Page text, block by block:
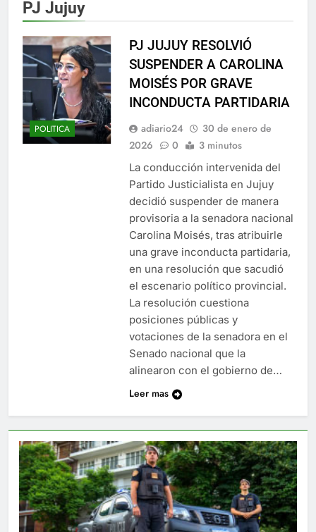
PJ Jujuy
POLITICA
PJ JUJUY RESOLVIÓ
SUSPENDER A CAROLINA
MOISÉS POR GRAVE
INCONDUCTA PARTIDARIA
adiario24
30 de enero de
2026
0 3 minutos
La conducción intervenida del
Partido Justicialista en Jujuy
decidió suspender de manera
provisoria a la senadora nacional
Carolina Moisés, tras atribuirle
una grave inconducta partidaria,
en una resolución que sacudió
el escenario político provincial.
La resolución cuestiona
posiciones públicas y
votaciones de la senadora en el
Senado nacional que la
alinearon con el gobierno de…
Leer mas